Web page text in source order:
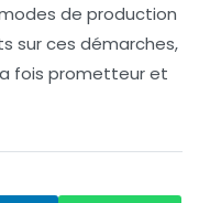
de production
sur ces démarches,
la fois prometteur et